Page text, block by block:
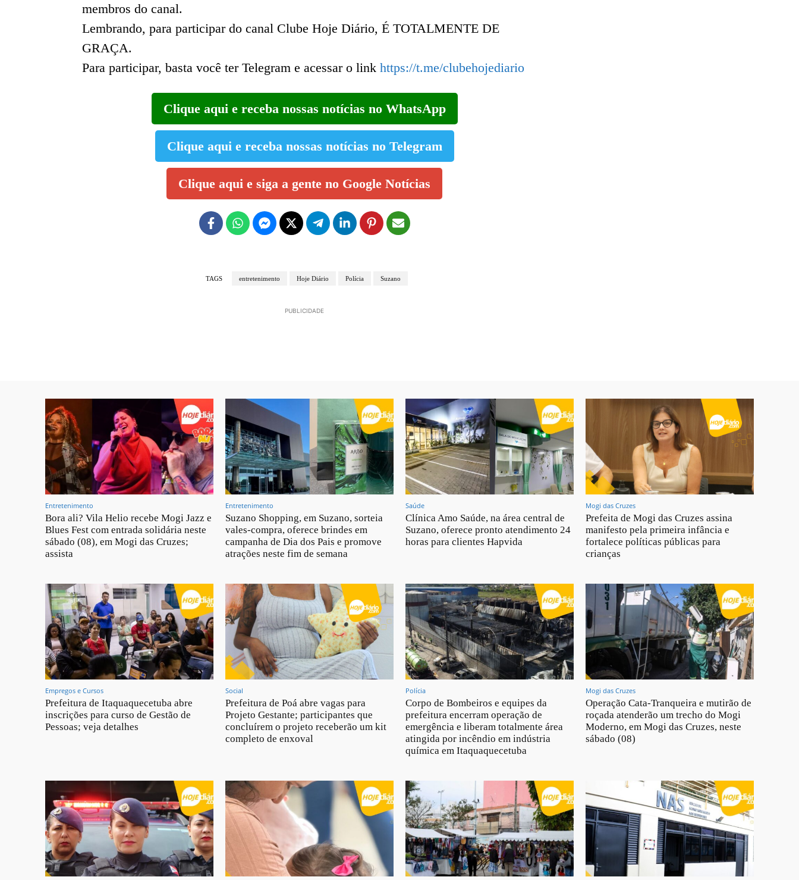
membros do canal.
Lembrando, para participar do canal Clube Hoje Diário, É TOTALMENTE DE
GRAÇA.
Para participar, basta você ter Telegram e acessar o link https://t.me/clubehojediario
Clique aqui e receba nossas notícias no WhatsApp
Clique aqui e receba nossas notícias no Telegram
Clique aqui e siga a gente no Google Notícias
TAGS entretenimento Hoje Diário Polícia Suzano
PUBLICIDADE
Entretenimento
Bora ali? Vila Helio recebe Mogi Jazz e
Blues Fest com entrada solidária neste
sábado (08), em Mogi das Cruzes;
assista
Entretenimento
Suzano Shopping, em Suzano, sorteia
vales-compra, oferece brindes em
campanha de Dia dos Pais e promove
atrações neste fim de semana
Saúde
Clínica Amo Saúde, na área central de
Suzano, oferece pronto atendimento 24
horas para clientes Hapvida
Mogi das Cruzes
Prefeita de Mogi das Cruzes assina
manifesto pela primeira infância e
fortalece políticas públicas para
crianças
Empregos e Cursos
Prefeitura de Itaquaquecetuba abre
inscrições para curso de Gestão de
Pessoas; veja detalhes
Social
Prefeitura de Poá abre vagas para
Projeto Gestante; participantes que
concluírem o projeto receberão um kit
completo de enxoval
Polícia
Corpo de Bombeiros e equipes da
prefeitura encerram operação de
emergência e liberam totalmente área
atingida por incêndio em indústria
química em Itaquaquecetuba
Mogi das Cruzes
Operação Cata-Tranqueira e mutirão de
roçada atenderão um trecho do Mogi
Moderno, em Mogi das Cruzes, neste
sábado (08)